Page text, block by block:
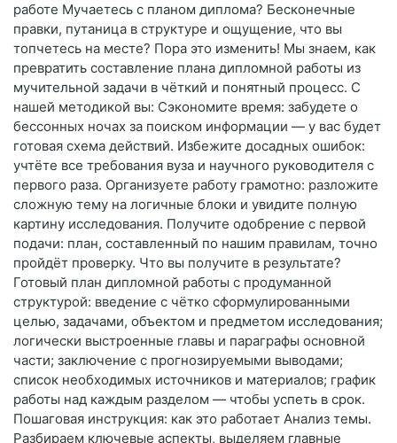
работе Мучаетесь с планом диплома? Бесконечные
правки, путаница в структуре и ощущение, что вы
топчетесь на месте? Пора это изменить! Мы знаем, как
превратить составление плана дипломной работы из
мучительной задачи в чёткий и понятный процесс. С
нашей методикой вы: Сэкономите время: забудете о
бессонных ночах за поиском информации — у вас будет
готовая схема действий. Избежите досадных ошибок:
учтёте все требования вуза и научного руководителя с
первого раза. Организуете работу грамотно: разложите
сложную тему на логичные блоки и увидите полную
картину исследования. Получите одобрение с первой
подачи: план, составленный по нашим правилам, точно
пройдёт проверку. Что вы получите в результате?
Готовый план дипломной работы с продуманной
структурой: введение с чётко сформулированными
целью, задачами, объектом и предметом исследования;
логически выстроенные главы и параграфы основной
части; заключение с прогнозируемыми выводами;
список необходимых источников и материалов; график
работы над каждым разделом — чтобы успеть в срок.
Пошаговая инструкция: как это работает Анализ темы.
Разбираем ключевые аспекты, выделяем главные